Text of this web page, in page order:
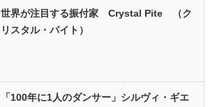
世界が注目する振付家 Crystal Pite （ク
リスタル・パイト）
「100年に1人のダンサー」シルヴィ・ギエ